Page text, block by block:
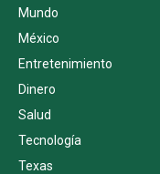
Mundo
México
Entretenimiento
Dinero
Salud
Tecnología
Texas